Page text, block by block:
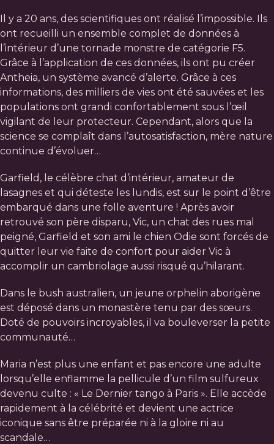
Il y a 20 ans, des scientifiques ont réalisé l’impossible. Ils
ont recueilli un ensemble complet de données à
l’intérieur d’une tornade monstre de catégorie F5.
Grâce à l’application de ces données, ils ont pu créer
Antheia, un système avancé d’alerte. Grâce à ces
informations, des milliers de vies ont été sauvées et les
populations ont grandi confortablement sous l’œil
vigilant de leur protecteur. Cependant, alors que la
science se complaît dans l’autosatisfaction, mère nature
continue d’évoluer…
Garfield, le célèbre chat d’intérieur, amateur de
lasagnes et qui déteste les lundis, est sur le point d’être
embarqué dans une folle aventure ! Après avoir
retrouvé son père disparu, Vic, un chat des rues mal
peigné, Garfield et son ami le chien Odie sont forcés de
quitter leur vie faite de confort pour aider Vic à
accomplir un cambriolage aussi risqué qu’hilarant.
Dans le bush australien, un jeune orphelin aborigène
est déposé dans un monastère tenu par des sœurs.
Doté de pouvoirs incroyables, il va bouleverser la petite
communauté…
Maria n’est plus une enfant et pas encore une adulte
lorsqu’elle enflamme la pellicule d’un film sulfureux
devenu culte : « Le Dernier tango à Paris ». Elle accède
rapidement à la célébrité et devient une actrice
iconique sans être préparée ni à la gloire ni au
scandale…